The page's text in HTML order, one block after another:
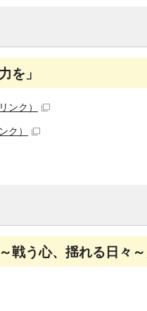
を」
ンク）
ク）
戦う心、揺れる日々～